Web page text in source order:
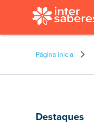
Página inicial
Destaques